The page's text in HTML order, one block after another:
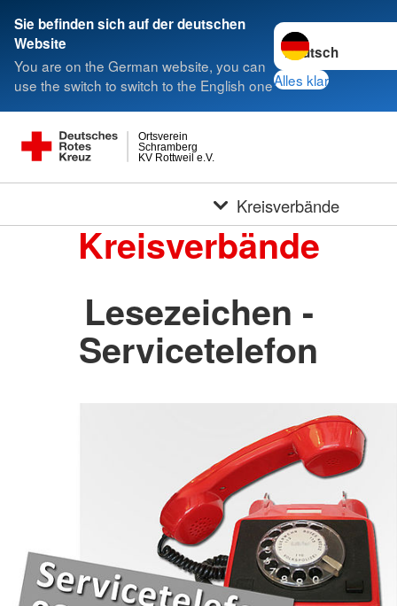
Sie befinden sich auf der deutschen
Website
You are on the German website, you can
use the switch to switch to the English one
Sprache wechseln
Alles klar
KV Rottweil e.V.
Schramberg
Ortsverein
Kreisverbände
Kreisverbände
Lesezeichen -
Servicetelefon